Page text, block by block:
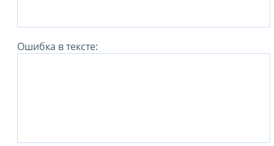
Ошибка в тексте: